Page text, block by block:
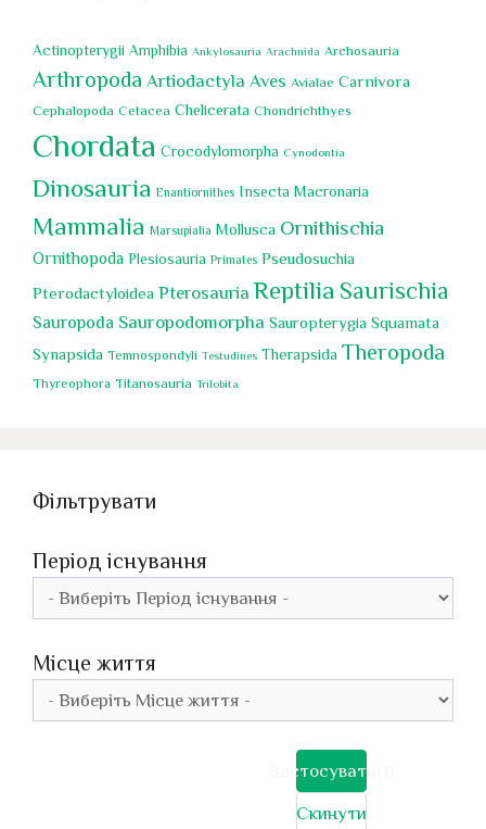
Actinopterygii Amphibia Ankylosauria Arachnida Archosauria
Arthropoda Artiodactyla Aves Avialae Carnivora
Cephalopoda Cetacea Chelicerata Chondrichthyes
Chordata Crocodylomorpha Cynodontia
Dinosauria Enantiornithes Insecta Macronaria
Mammalia Marsupialia Mollusca Ornithischia
Ornithopoda Plesiosauria Primates Pseudosuchia
Pterodactyloidea Pterosauria Reptilia Saurischia
Sauropoda Sauropodomorpha Sauropterygia Squamata
Synapsida Temnospondyli Testudines Therapsida Theropoda
Thyreophora Titanosauria Trilobita
Фільтрувати
Період існування
Місце життя
Застосувати
Скинути